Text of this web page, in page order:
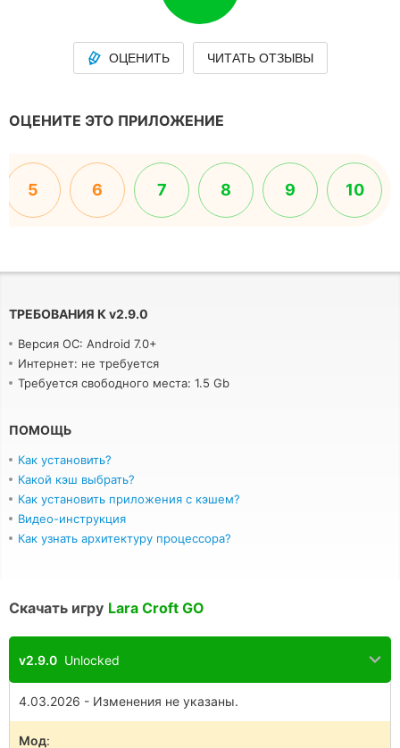
ОЦЕНИТЬ ЧИТАТЬ ОТЗЫВЫ
ОЦЕНИТЕ ЭТО ПРИЛОЖЕНИЕ
5 6 7 8 9 10
ТРЕБОВАНИЯ К v2.9.0
Версия ОС: Android 7.0+
Интернет: не требуется
Требуется свободного места: 1.5 Gb
ПОМОЩЬ
Как установить?
Какой кэш выбрать?
Как установить приложения с кэшем?
Видео-инструкция
Как узнать архитектуру процессора?
Скачать игру Lara Croft GO
v2.9.0 Unlocked
4.03.2026 - Изменения не указаны.
Мод: